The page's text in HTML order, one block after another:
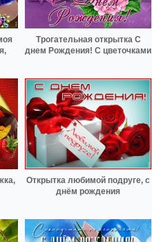
Трогательная открытка С
днем Рождения! С цветочками
Открытка любимой подруге, с
днём рождения